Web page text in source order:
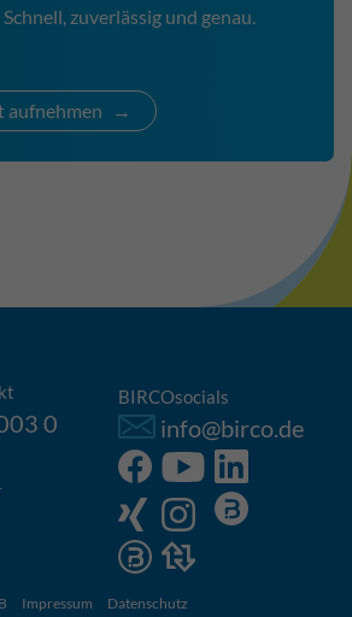
zuverlässig und genau.
aufnehmen
0
BIRCOsocials
info@birco.de
Impressum Datenschutz